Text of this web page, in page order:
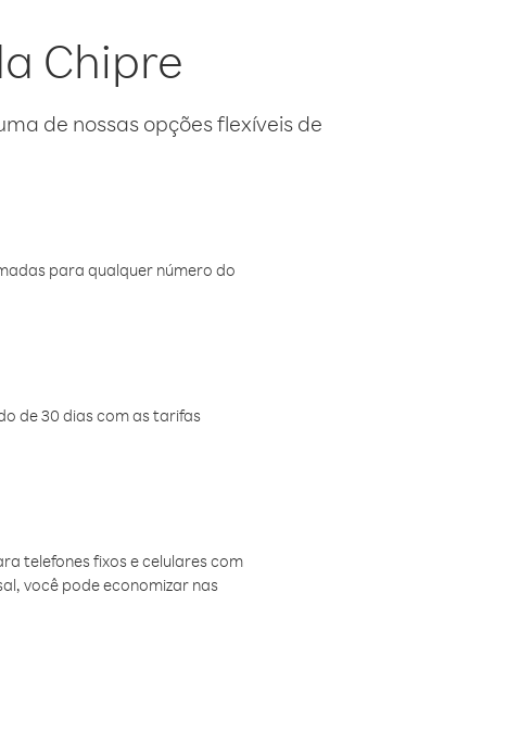
Chipre
de nossas opções flexíveis de
para qualquer número do
de 30 dias com as tarifas
telefones fixos e celulares com
você pode economizar nas